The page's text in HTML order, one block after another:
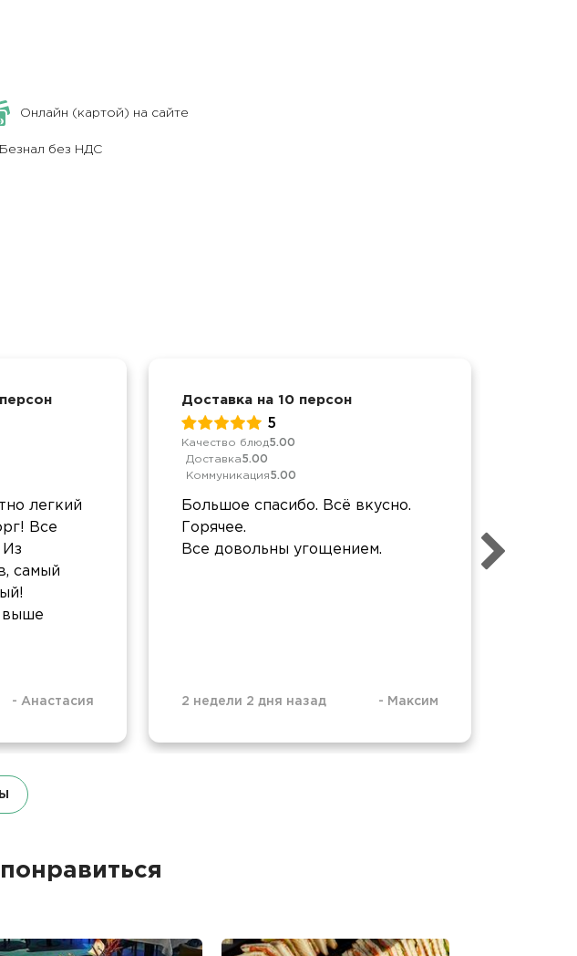
Онлайн (картой) на сайте
Безнал без НДС
легкий
Все
Из
самый
выше
- Анастасия
Доставка на 10 персон
5
Качество блюд5.00
Доставка5.00
Коммуникация5.00
Большое спасибо. Всё вкусно.
Горячее.
Все довольны угощением.
2 недели 2 дня назад - Максим